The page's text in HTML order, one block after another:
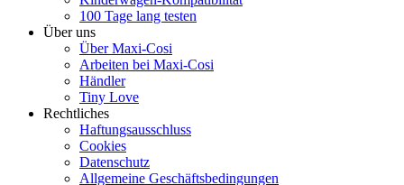
100 Tage lang testen
Über uns
Über Maxi-Cosi
Arbeiten bei Maxi-Cosi
Händler
Tiny Love
Rechtliches
Haftungsausschluss
Cookies
Datenschutz
Allgemeine Geschäftsbedingungen